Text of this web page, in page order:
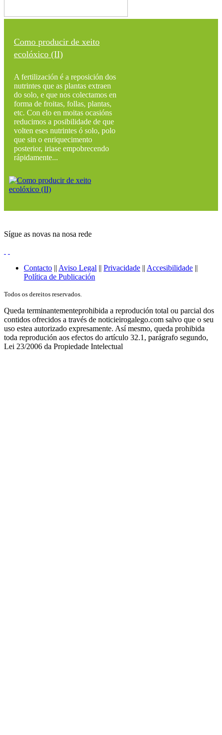
Como producir de xeito
ecolóxico (II)
A fertilización é a reposición dos
nutrintes que as plantas extraen
do solo, e que nos colectamos en
forma de froitas, follas, plantas,
etc. Con elo en moitas ocasións
reducimos a posibilidade de que
volten eses nutrintes ó solo, polo
que sin o enriquecimento
posterior, iriase empobrecendo
rápidamente...
Sígue as novas na nosa rede
Contacto || Aviso Legal || Privacidade || Accesibilidade ||
Política de Publicación
Todos os dereitos reservados.
Queda terminantementeprohibida a reprodución total ou parcial dos
contidos ofrecidos a través de noticieirogalego.com salvo que o seu
uso estea autorizado expresamente. Así mesmo, queda prohibida
toda reprodución aos efectos do artículo 32.1, parágrafo segundo,
Lei 23/2006 da Propiedade Intelectual